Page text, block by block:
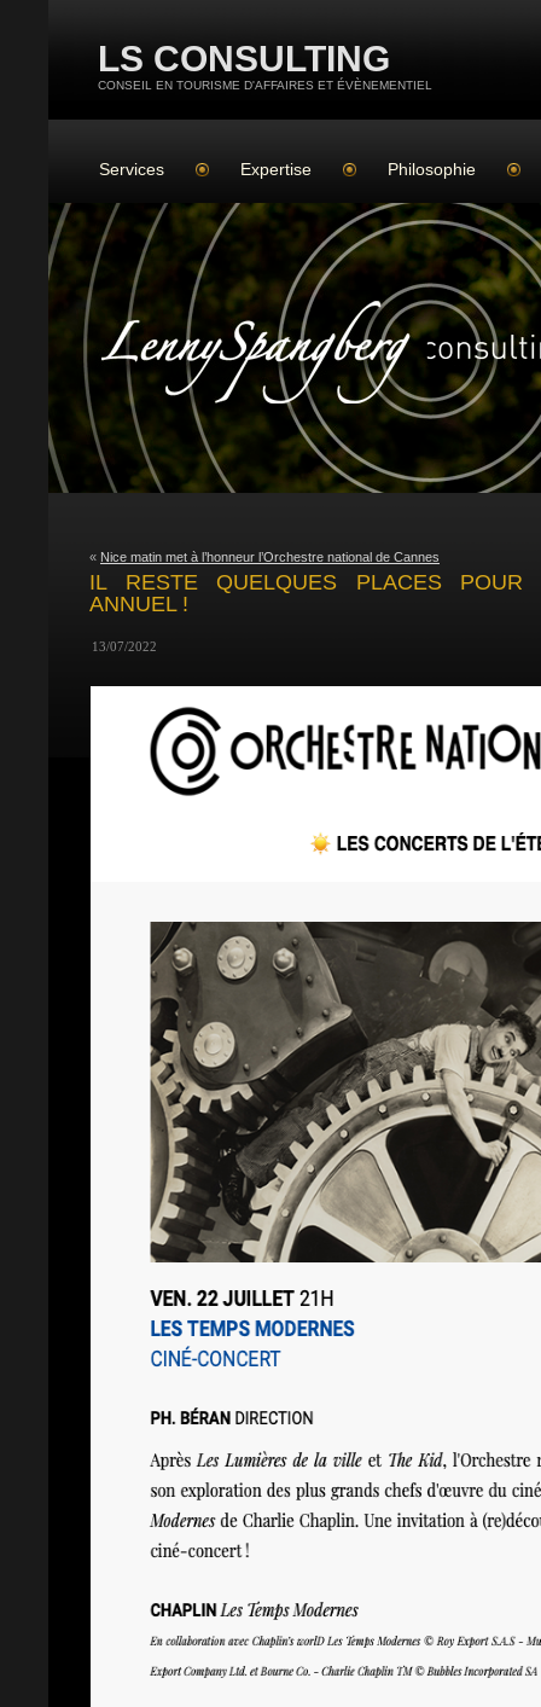
LS CONSULTING
CONSEIL EN TOURISME D'AFFAIRES ET ÉVÈNEMENTIEL
Services Expertise Philosophie
« Nice matin met à l’honneur l’Orchestre national de Cannes
IL RESTE QUELQUES PLACES POUR
ANNUEL !
13/07/2022